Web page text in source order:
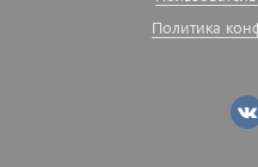
Политика